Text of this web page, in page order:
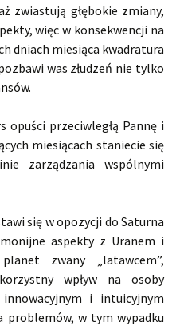
zwiastują głębokie zmiany,
więc w konsekwencji na
dniach miesiąca kwadratura
was złudzeń nie tylko
opuści przeciwległą Pannę i
miesiącach staniecie się
zarządzania wspólnymi
się w opozycji do Saturna
aspekty z Uranem i
zwany „latawcem”,
wpływ na osoby
i intuicyjnym
problemów, w tym wypadku